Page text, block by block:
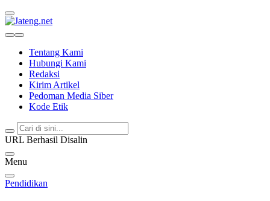
Tentang Kami
Hubungi Kami
Redaksi
Kirim Artikel
Pedoman Media Siber
Kode Etik
URL Berhasil Disalin
Menu
Pendidikan